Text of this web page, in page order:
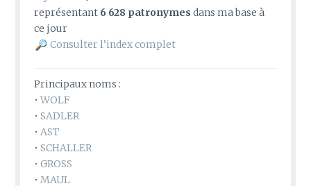
représentant 6 628 patronymes dans ma base à
ce jour
Consulter l’index complet
Principaux noms :
•WOLF
•SADLER
•AST
•SCHALLER
•GROSS
•MAUL